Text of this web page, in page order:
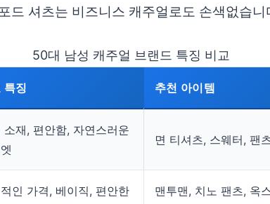
드 셔츠는 비즈니스 캐주얼로도 손색없습니
50대 남성 캐주얼 브랜드 특징 비교
특징 추천 아이템
소재, 편안함, 자연스러운
면 티셔츠, 스웨터, 팬
인 가격, 베이직, 편안한
맨투맨, 치노 팬츠, 옥